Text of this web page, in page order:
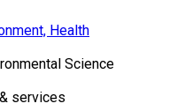
Health
Science
services